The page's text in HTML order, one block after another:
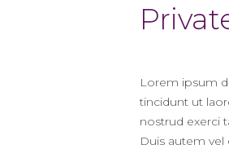
Lorem ipsum
tincidunt ut
nostrud exerci
Duis autem